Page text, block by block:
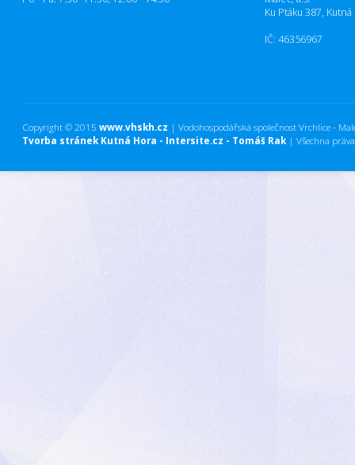
Ku Ptáku 387,
IČ: 46356967
Copyright © 2015 www.vhskh.cz | Vodohospodářská společnost Vrchlice -
Tvorba stránek Kutná Hora - Intersite.cz - Tomáš Rak | Všechna